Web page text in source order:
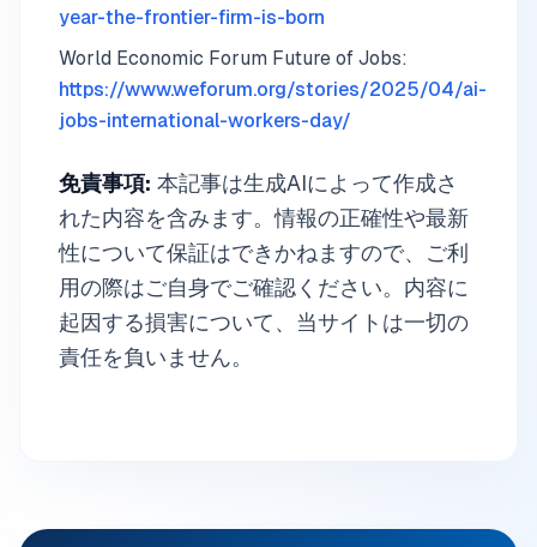
year-the-frontier-firm-is-born
World Economic Forum Future of Jobs:
https://www.weforum.org/stories/2025/04/ai-
jobs-international-workers-day/
免責事項: 本記事は生成AIによって作成さ
れた内容を含みます。情報の正確性や最新
性について保証はできかねますので、ご利
用の際はご自身でご確認ください。内容に
起因する損害について、当サイトは一切の
責任を負いません。